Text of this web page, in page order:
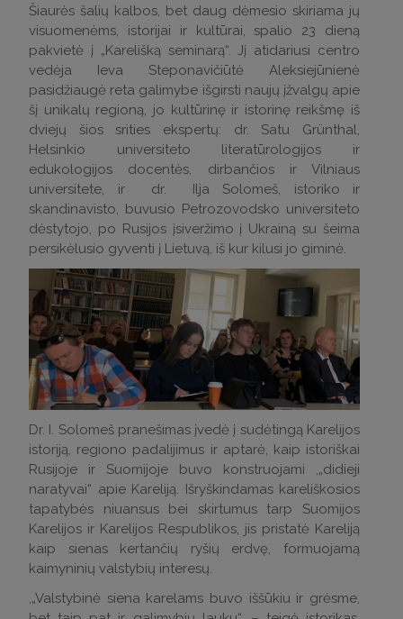
Šiaurės šalių kalbos, bet daug dėmesio skiriama jų
visuomenėms, istorijai ir kultūrai, spalio 23 dieną
pakvietė į „Karelišką seminarą“. Jį atidariusi centro
vedėja Ieva Steponavičiūtė Aleksiejūnienė
pasidžiaugė reta galimybe išgirsti naujų įžvalgų apie
šį unikalų regioną, jo kultūrinę ir istorinę reikšmę iš
dviejų šios srities ekspertų: dr. Satu Grünthal,
Helsinkio universiteto literatūrologijos ir
edukologijos docentės, dirbančios ir Vilniaus
universitete, ir dr. Ilja Solomeš, istoriko ir
skandinavisto, buvusio Petrozovodsko universiteto
dėstytojo, po Rusijos įsiveržimo į Ukrainą su šeima
persikėlusio gyventi į Lietuvą, iš kur kilusi jo giminė.
Dr. I. Solomeš pranešimas įvedė į sudėtingą Karelijos
istoriją, regiono padalijimus ir aptarė, kaip istoriškai
Rusijoje ir Suomijoje buvo konstruojami ,„didieji
naratyvai“ apie Kareliją. Išryškindamas kareliškosios
tapatybės niuansus bei skirtumus tarp Suomijos
Karelijos ir Karelijos Respublikos, jis pristatė Kareliją
kaip sienas kertančių ryšių erdvę, formuojamą
kaimyninių valstybių interesų.
,„Valstybinė siena karelams buvo iššūkiu ir grėsme,